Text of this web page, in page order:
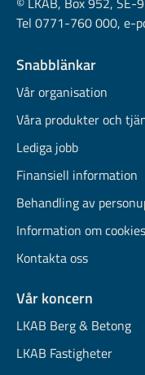
Tel 0771-760 000, e-
Snabblänkar
Vår organisation
Våra produkter och
Lediga jobb
Finansiell information
Behandling av
Information om cookies
Kontakta oss
Vår koncern
LKAB Berg & Betong
LKAB Fastigheter